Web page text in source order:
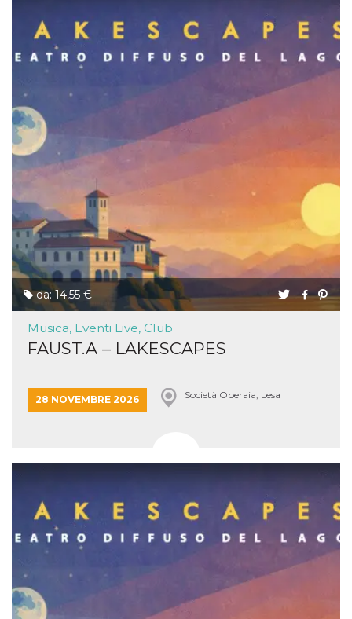
da: 14,55 €
Musica, Eventi Live, Club
FAUST.A – LAKESCAPES
28 NOVEMBRE 2026 Società Operaia, Lesa